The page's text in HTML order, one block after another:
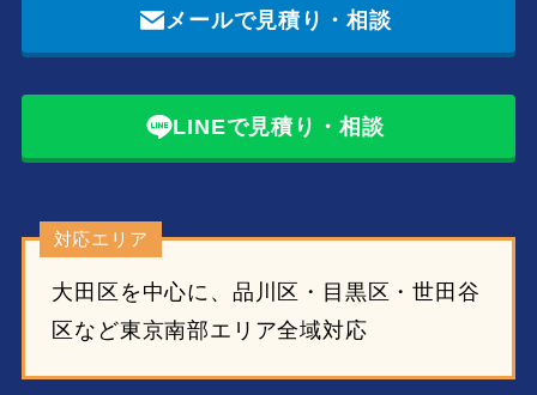
メールで見積り・相談
LINEで見積り・相談
対応エリア
大田区を中心に、品川区・目黒区・世田谷
区など東京南部エリア全域対応